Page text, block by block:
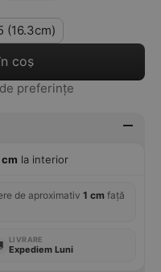
(16.3cm)
coș
preferințe
la interior
de aproximativ 1 cm față
LIVRARE
Expediem Luni